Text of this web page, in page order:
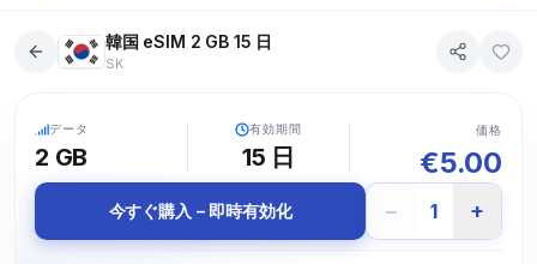
韓国 eSIM 2 GB 15 日
SK
データ
2 GB
有効期間
15 日
価格
€5.00
今すぐ購入 – 即時有効化 − 1 +